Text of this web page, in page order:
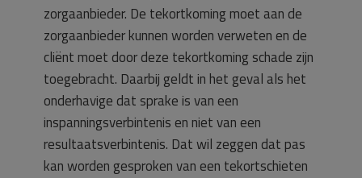
zorgaanbieder. De tekortkoming moet aan de
zorgaanbieder kunnen worden verweten en de
cliënt moet door deze tekortkoming schade zijn
toegebracht. Daarbij geldt in het geval als het
onderhavige dat sprake is van een
inspanningsverbintenis en niet van een
resultaatsverbintenis. Dat wil zeggen dat pas
kan worden gesproken van een tekortschieten